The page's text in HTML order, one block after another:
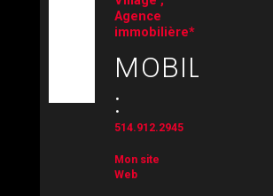
Agence
immobilière*
MOBILE
:
514.912.2945
Mon site
Web